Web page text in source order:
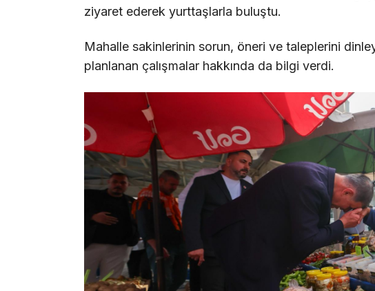
ziyaret ederek yurttaşlarla buluştu.
Mahalle sakinlerinin sorun, öneri ve taleplerini
planlanan çalışmalar hakkında da bilgi verdi.